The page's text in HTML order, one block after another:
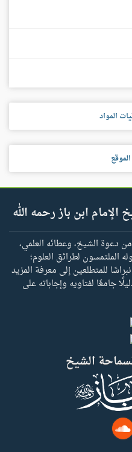
المواد
ابن باز رحمه الله
دعوة الشيخ، وعطائه العلمي،
الملتمسون لطرائق العلوم؛
للمتطلعين إلى معرفة المزيد
جامعًا لفتاويه وإجاباته على
الشيخ